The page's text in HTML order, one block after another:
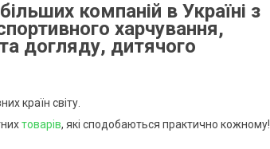
компаній в Україні з
харчування,
догляду, дитячого
країн світу.
товарів, які сподобаються практично кожному!